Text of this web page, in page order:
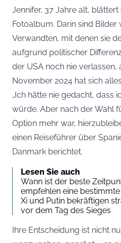
Jennifer, 37 Jahre alt,
Fotoalbum. Darin sind Bilder
Verwandten, mit denen sie
aufgrund politischer
der USA noch nie verlassen,
November 2024 hat sich
„Ich hätte nie gedacht, dass
würde. Aber nach der Wahl
Option mehr war,
einen Reiseführer über
Danmark berichtet.
Lesen Sie auch
Wann ist der beste
empfehlen eine bestimmte
Xi und Putin bekräftigen
vor dem Tag des Sieges
Ihre Entscheidung ist nicht